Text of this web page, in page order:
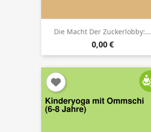
Die Macht Der Zuckerlobby:...
0,00 €